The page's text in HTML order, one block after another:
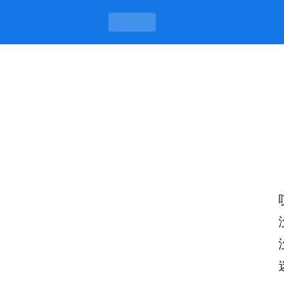
迈皋桥东井村小巷子在哪里